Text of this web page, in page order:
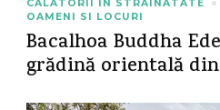
CALATORII IN STRAINATATE
OAMENI SI LOCURI
Bacalhoa Buddha
grădină orientală